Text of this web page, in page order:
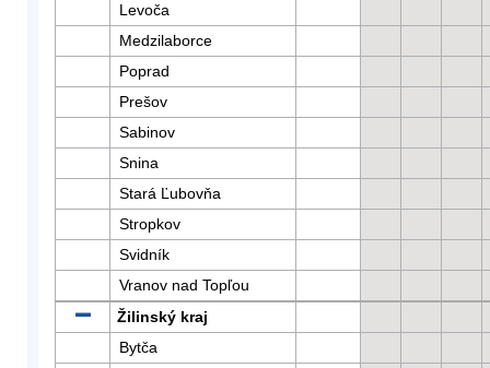
Levoča
Medzilaborce
Poprad
Prešov
Sabinov
Snina
Stará Ľubovňa
Stropkov
Svidník
Vranov nad Topľou
Žilinský kraj
Bytča